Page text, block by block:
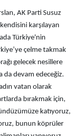
AK Parti Susuz
karşılayan
Türkiye'nin
çelme takmak
gelecek nesillere
da devam edeceğiz.
vatan olarak
bırakmak için,
katıyoruz,
bunun köprüler